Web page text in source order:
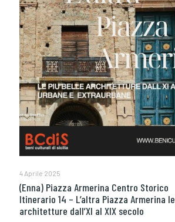
4 Aprile 2025
(Enna) Piazza Armerina Centro Storico
Itinerario 14 – L’altra Piazza Armerina
architetture dall’XI al XIX secolo